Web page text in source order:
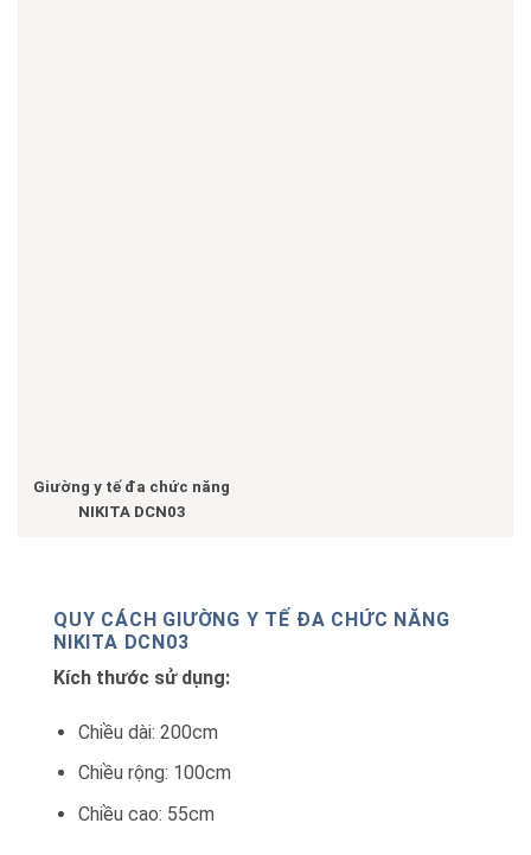
Giường y tế đa chức năng
NIKITA DCN03
QUY CÁCH GIƯỜNG Y TẾ ĐA CHỨC NĂNG
NIKITA DCN03
Kích thước sử dụng:
Chiều dài: 200cm
Chiều rộng: 100cm
Chiều cao: 55cm